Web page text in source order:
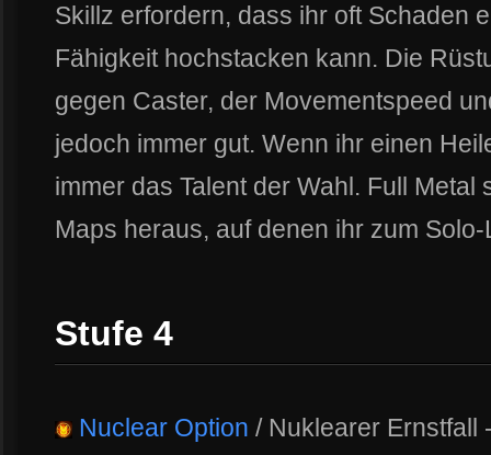
Skillz erfordern, dass ihr oft Schaden
Fähigkeit hochstacken kann. Die
gegen Caster, der Movementspeed
jedoch immer gut. Wenn ihr einen
immer das Talent der Wahl. Full
Maps heraus, auf denen ihr zum
Stufe 4
Nuclear Option / Nuklearer Ernstfall